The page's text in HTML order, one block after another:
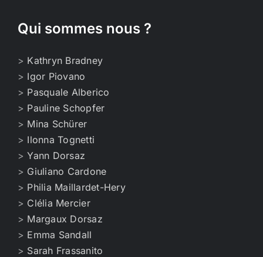
Qui sommes nous ?
> Kathryn Bradney
> Igor Piovano
> Pasquale Alberico
> Pauline Schopfer
> Mina Schürer
> Ilonna Tognetti
>Yann Dorsaz
> Giuliano Cardone
> Philia Maillardet-Hery
> Clélia Mercier
> Margaux Dorsaz
> Emma Sandall
> Sarah Frassanito